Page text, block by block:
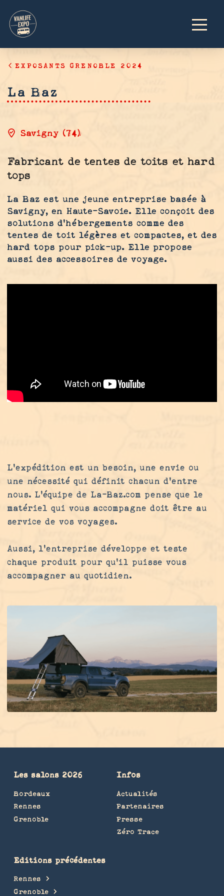
EXPOSANTS GRENOBLE 2024
La Baz
Savigny (74)
Fabricant de tentes de toits et hard
tops
La Baz est une jeune entreprise basée à
Savigny, en Haute-Savoie. Elle conçoit des
solutions d’hébergements comme des
tentes de toit légères et compactes, et des
hard tops pour pick-up. Elle propose
aussi des accessoires de voyage.
L’expédition est un besoin, une envie ou
une nécessité qui définit chacun d’entre
nous. L’équipe de La-Baz.com pense que le
matériel qui vous accompagne doit être au
service de vos voyages.
Aussi, l'entreprise développe et teste
chaque produit pour qu’il puisse vous
accompagner au quotidien.
Les salons 2026
Bordeaux
Rennes
Grenoble
Infos
Actualités
Partenaires
Presse
Zéro Trace
Editions précédentes
Rennes
Grenoble